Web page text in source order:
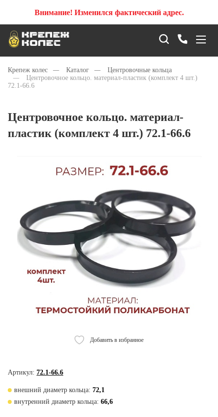
Внимание! Изменился фактический адрес.
Крепеж колес — Каталог —
Центровочные кольца
—
Центровочное кольцо. материал-пластик (комплект 4 шт.)
72.1-66.6
Центровочное кольцо. материал-
пластик (комплект 4 шт.) 72.1-66.6
Добавить в избранное
Артикул: 72.1-66.6
внешний диаметр кольца: 72,1
внутренний диаметр кольца: 66,6